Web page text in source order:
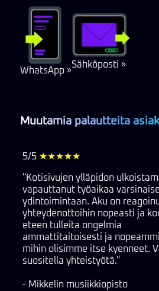
WhatsApp »
Sähköposti »
Muutamia palautteita
5/5 ★★★★★
"Kotisivujen ylläpidon
vapauttanut työaikaa
ydintoimintaan. Aku on
yhteydenottoihin nopeasti ja
eteen tulleita ongelmia
ammattitaitoisesti ja
mihin olisimme itse kyenneet.
suositella yhteistyötä."
- Mikkelin musiikkiopisto